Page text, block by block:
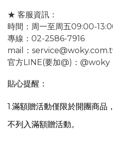
★ 客服資訊：
時間：周一至周五09:00-
專線：02-2586-7916
mail：
官方LINE(要加@)：@woky
貼心提醒：
1.滿額贈活動僅限於開團商品
不列入滿額贈活動。